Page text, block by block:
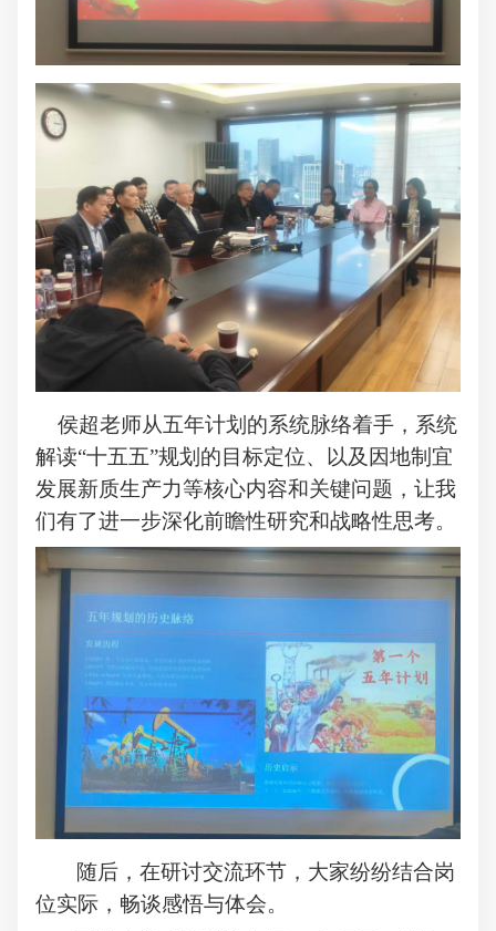
侯超老师从五年计划的系统脉络着手，系统
解读“十五五”规划的目标定位、以及因地制宜
发展新质生产力等核心内容和关键问题，让我
们有了进一步深化前瞻性研究和战略性思考。
随后，在研讨交流环节，大家纷纷结合岗
位实际，畅谈感悟与体会。